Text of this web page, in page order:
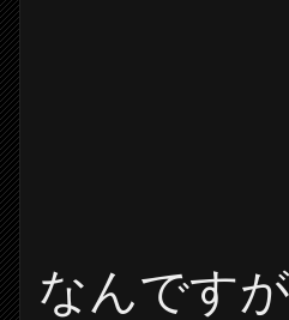
なんです